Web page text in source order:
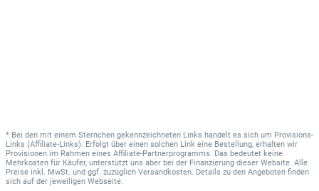
* Bei den mit einem Sternchen gekennzeichneten Links handelt es sich um Provisions-
Links (Affiliate-Links). Erfolgt über einen solchen Link eine Bestellung, erhalten wir
Provisionen im Rahmen eines Affiliate-Partnerprogramms. Das bedeutet keine
Mehrkosten für Käufer, unterstützt uns aber bei der Finanzierung dieser Website. Alle
Preise inkl. MwSt. und ggf. zuzüglich Versandkosten. Details zu den Angeboten finden
sich auf der jeweiligen Webseite.